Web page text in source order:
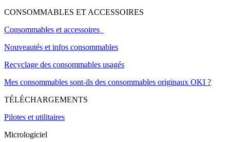
CONSOMMABLES ET ACCESSOIRES
Consommables et accessoires
Nouveautés et infos consommables
Recyclage des consommables usagés
Mes consommables sont-ils des consommables originaux OKI ?
TÉLÉCHARGEMENTS
Pilotes et utilitaires
Micrologiciel